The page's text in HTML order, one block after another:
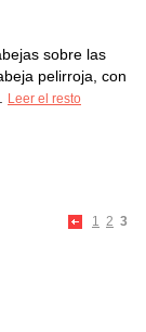
sobre las
pelirroja, con
Leer el resto
1 2 3